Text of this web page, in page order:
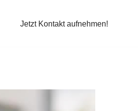
Jetzt Kontakt aufnehmen!